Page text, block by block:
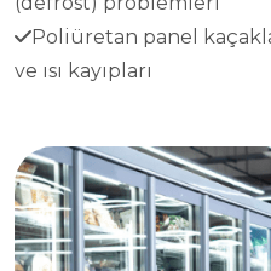
Poliüretan panel
ve ısı kayıpları